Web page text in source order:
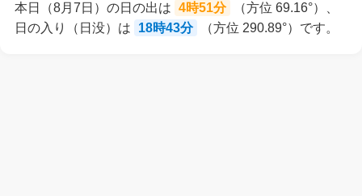
本日（8月7日）の日の出は 4時51分
（方位 69.16°）、
日の入り（日没）は
18時43分 （方位 290.89°）です。